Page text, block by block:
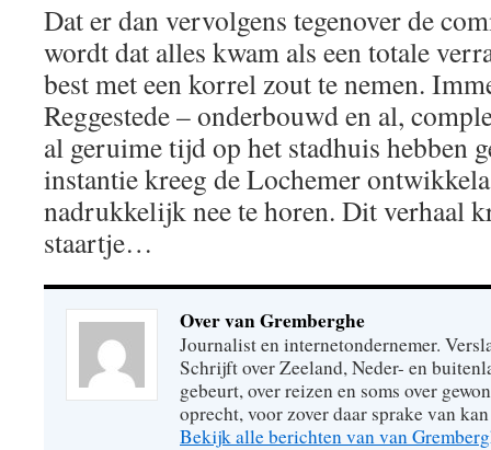
Dat er dan vervolgens tegenover de
wordt dat alles kwam als een totale
best met een korrel zout te nemen.
Reggestede – onderbouwd en al,
al geruime tijd op het stadhuis hebben
instantie kreeg de Lochemer
nadrukkelijk nee te horen. Dit verhaal
staartje…
Over van Gremberghe
Journalist en internetondernemer.
Schrijft over Zeeland, Neder- en
gebeurt, over reizen en soms over
oprecht, voor zover daar sprake van
Bekijk alle berichten van van